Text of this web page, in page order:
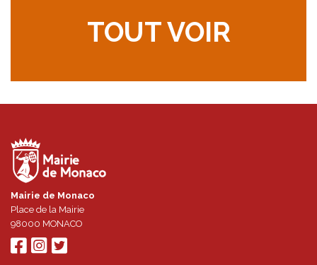
TOUT VOIR
Mairie de Monaco
Place de la Mairie
98000 MONACO